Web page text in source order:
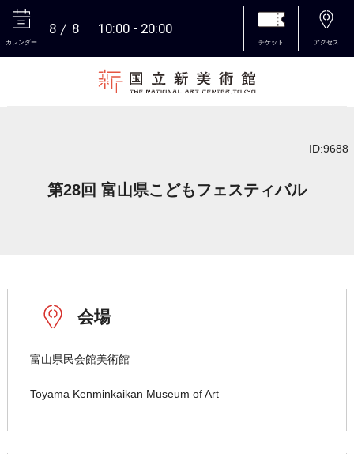
カレンダー
8 8 10:00 20:00
チケット アクセス
ID:9688
第28回 富山県こどもフェスティバル
会場
富山県民会館美術館
Toyama Kenminkaikan Museum of Art